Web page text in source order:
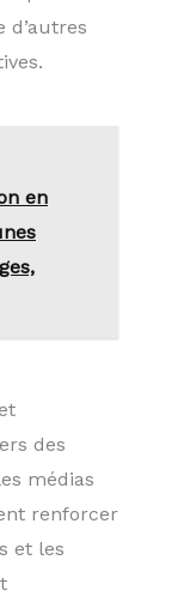
d’autres
en
des
médias
renforcer
et les